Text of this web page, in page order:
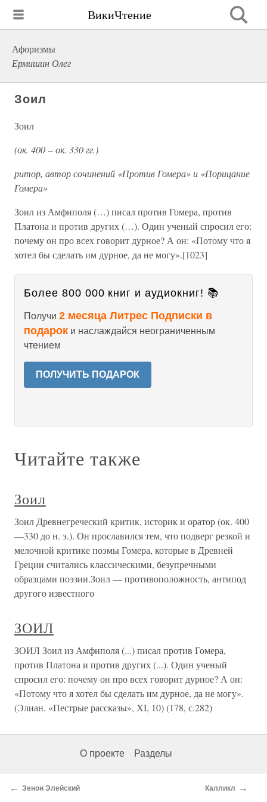
ВикиЧтение
Афоризмы
Ермишин Олег
Зоил
Зоил
(ок. 400 – ок. 330 гг.)
ритор, автор сочинений «Против Гомера» и «Порицание
Гомера»
Зоил из Амфиполя (…) писал против Гомера, против
Платона и против других (…). Один ученый спросил его:
почему он про всех говорит дурное? А он: «Потому что я
хотел бы сделать им дурное, да не могу».[1023]
Более 800 000 книг и аудиокниг! 📚
Получи 2 месяца Литрес Подписки в
подарок и наслаждайся неограниченным
чтением
ПОЛУЧИТЬ ПОДАРОК
Читайте также
Зоил
Зоил Древнегреческий критик, историк и оратор (ок. 400
—330 до н. э.). Он прославился тем, что подверг резкой и
мелочной критике поэмы Гомера, которые в Древней
Греции считались классическими, безупречными
образцами поэзии.Зоил — противоположность, антипод
другого известного
ЗОИЛ
ЗОИЛ Зоил из Амфиполя (...) писал против Гомера,
против Платона и против других (...). Один ученый
спросил его: почему он про всех говорит дурное? А он:
«Потому что я хотел бы сделать им дурное, да не могу».
(Элиан. «Пестрые рассказы», ХI, 10) (178, с.282)
О проекте Разделы
← Зенон Элейский Калликл →